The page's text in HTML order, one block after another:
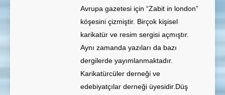
Avrupa gazetesi için “Zabit in london”
köşesini çizmiştir. Birçok kişisel
karikatür ve resim sergisi açmıştır.
Aynı zamanda yazıları da bazı
dergilerde yayımlanmaktadır.
Karikatürcüler derneği ve
edebiyatçılar derneği üyesidir.Düş